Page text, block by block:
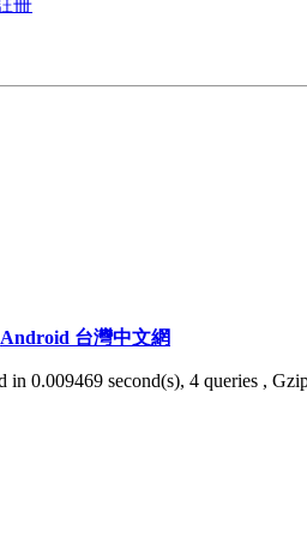
Android 台灣中文網
in 0.009469 second(s), 4 queries ,